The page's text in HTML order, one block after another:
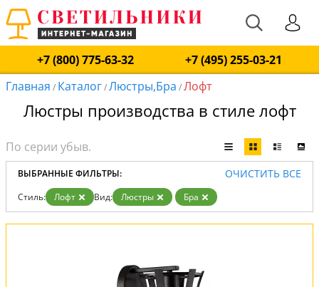
+7 (800) 775-63-32
+7 (495) 255-03-21
Главная / Каталог/Люстры,Бра /Лофт
Люстры производства в стиле лофт
ВЫБРАННЫЕ ФИЛЬТРЫ: ОЧИСТИТЬ ВСЕ
Стиль: Лофт Вид: Люстры Бра